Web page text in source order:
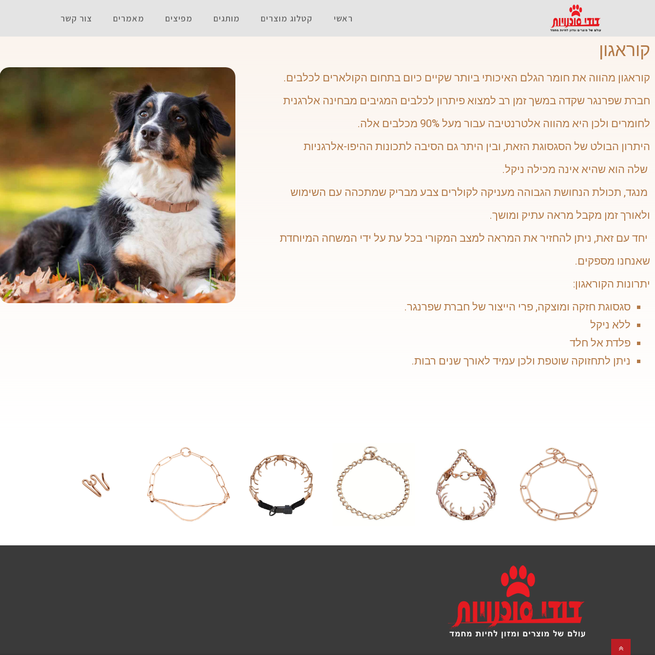
ראשי קטלוג מוצרים מותגים מפיצים מאמרים צור קשר
קוראגון
קוראגון מהווה את חומר הגלם האיכותי ביותר שקיים כיום בתחום הקולארים לכלבים.
חברת שפרנגר שקדה במשך זמן רב למצוא פיתרון לכלבים המגיבים מבחינה אלרגנית
לחומרים ולכן היא מהווה אלטרנטיבה עבור מעל 90% מכלבים אלה.
היתרון הבולט של הסגסוגת הזאת, ובין היתר גם הסיבה לתכונות ההיפו-אלרגניות
שלה הוא שהיא אינה מכילה ניקל.
מנגד, תכולת הנחושת הגבוהה מעניקה לקולרים צבע מבריק שמתכהה עם השימוש
ולאורך זמן מקבל מראה עתיק ומושך.
יחד עם זאת, ניתן להחזיר את המראה למצב המקורי בכל עת על ידי המשחה המיוחדת
שאנחנו מספקים.
יתרונות הקוראגון:
סגסוגת חזקה ומוצקה, פרי הייצור של חברת שפרנגר.
ללא ניקל
פלדת אל חלד
ניתן לתחזוקה שוטפת ולכן עמיד לאורך שנים רבות.